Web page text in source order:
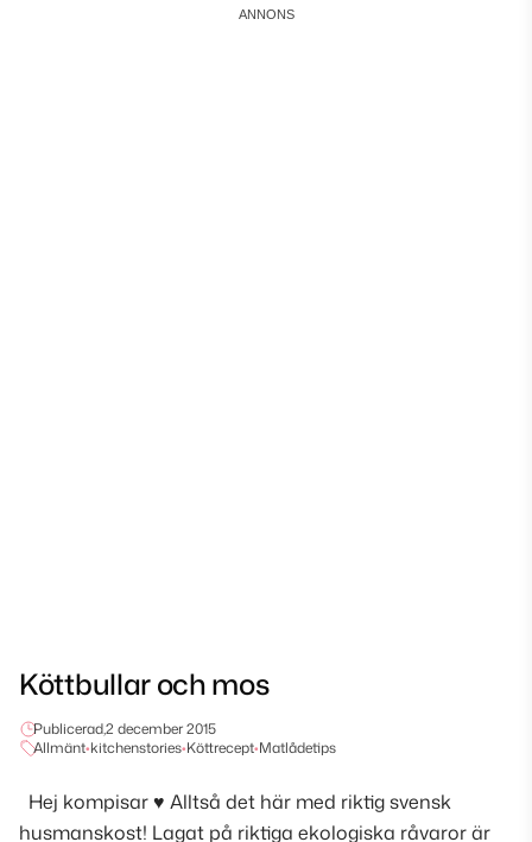
Köttbullar och mos
Publicerad,2 december 2015
Allmänt•kitchenstories•Köttrecept•Matlådetips
Hej kompisar ♥ Alltså det här med riktig svensk
husmanskost! Lagat på riktiga ekologiska råvaror är